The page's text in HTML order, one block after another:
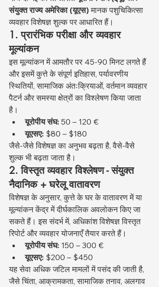
संयुक्त राज्य अमेरिका (यूएस) मानक पशुचिकित्सा
व्यवहार विशेषज्ञ शुल्क पर आधारित हैं।
1. प्रारंभिक परीक्षा और व्यवहार
मूल्यांकन
इस मूल्यांकन में आमतौर पर 45-90 मिनट लगते हैं
और इसमें कुत्ते के संपूर्ण इतिहास, पर्यावरणीय
स्थितियों, सामाजिक अंतःक्रियाओं, वर्तमान व्यवहार
पैटर्न और समस्या क्षेत्रों का विश्लेषण किया जाता
है।
यूरोपीय संघ: 50 – 120 €
यूएसए: $80 – $180
जैसे-जैसे विशेषज्ञ का अनुभव बढ़ता है, वैसे-वैसे
शुल्क भी बढ़ता जाता है।
2. विस्तृत व्यवहार विश्लेषण - संयुक्त
नैदानिक + घरेलू वातावरण
विशेषज्ञ के अनुसार, कुत्ते के घर के वातावरण में या
मूल्यांकन केंद्र में दीर्घकालिक अवलोकन किए जा
सकते हैं। इस संदर्भ में, अधिकांश विशेषज्ञ विस्तृत
रिपोर्ट और व्यवहार योजनाएँ तैयार करते हैं।
यूरोपीय संघ: 150 – 300 €
यूएसए: $200 – $450
यह सेवा अधिक जटिल मामलों में पसंद की जाती है,
जैसे चिंता, आक्रामकता, सामाजिक तनाव, अलगाव